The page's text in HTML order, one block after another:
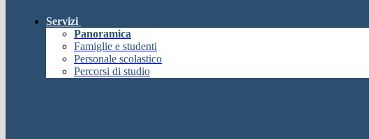
Servizi
Panoramica
Famiglie e studenti
Personale scolastico
Percorsi di studio